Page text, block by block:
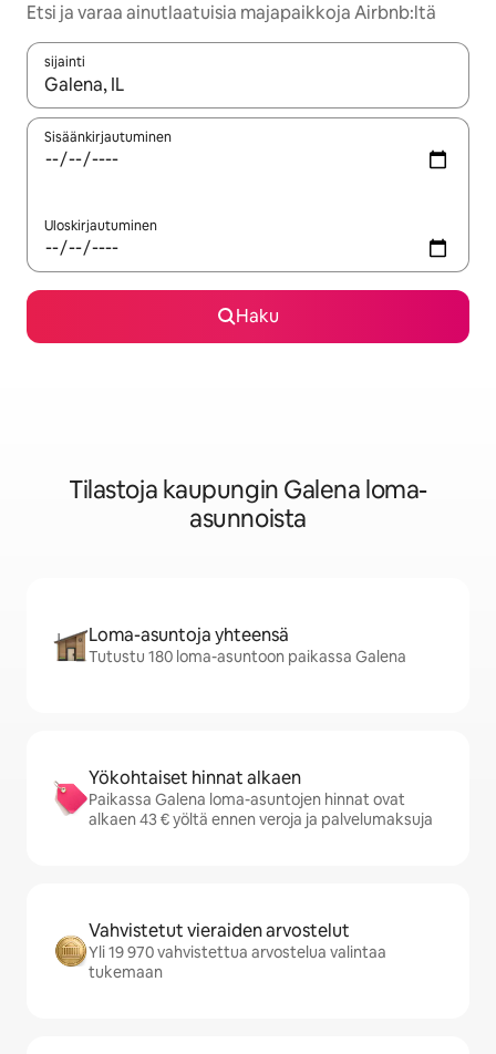
Etsi ja varaa ainutlaatuisia majapaikkoja Airbnb:ltä
sijainti
Kun tulokset ovat saatavilla, navigoi ylös- ja alas-
Sisäänkirjautuminen
Uloskirjautuminen
Haku
Tilastoja kaupungin Galena loma-
asunnoista
Loma-asuntoja yhteensä
Tutustu 180 loma-asuntoon paikassa Galena
Yökohtaiset hinnat alkaen
Paikassa Galena loma-asuntojen hinnat ovat
alkaen 43 € yöltä ennen veroja ja palvelumaksuja
Vahvistetut vieraiden arvostelut
Yli 19 970 vahvistettua arvostelua valintaa
tukemaan